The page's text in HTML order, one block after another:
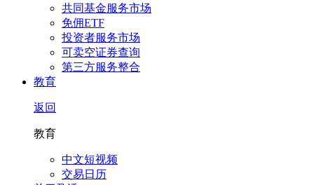
共同基金服务市场
免佣ETF
投资者服务市场
可卖空证券查询
第三方服务整合
教育
返回
教育
中文短视频
交易日历